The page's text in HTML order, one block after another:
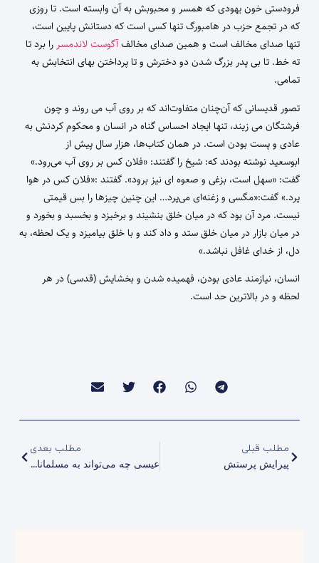
فرودستی خون یهودی که همسر و محبوبش به آن وابسته است. تا روزی
که در تجمع حزب در هامبورگ تنها کسی است که دستانش پایین است،‌
تنها صدای مخالف است و همین صدای مخالفآگوست لاندمسر را برد تا
ته خط. تا بی پدر بزرگ شدن دو دخترش و تا پرداختن بهای انتخابش به
تمامی.
تصور قدیسانی که آن‌چنان متفاوت‌اند که بر روی آب می روند و چون
فرشتگان می زیند، تنها ایجاد احساس گناه در انسان و محکوم کردنش به
عادی و پست بودن‌ است. در همان کتاب‌ها، هزار سال پیش از
ابوسعید نوشته بودند که: شیخ را گفتند: «فلان کس بر روی آب می‏‌رود.»
گفت: «سهل است، بزغی و صعوه ای نیز برود». گفتند :«فلان کس در هوا
پرد.» گفت:«مگسی و زغنه‌‏ای می‌‏پرد… این چنین چیزها را بس قیمتی
نیست. مرد آن بود که در میان خلق بنشیند و برخیزد و بخسبد و بخورد و
در میان بازار در میان خلق ستد و داد کند و با خلق بیامیزد و یک لحظه، به
دل، از خدای غافل نباشد.»
انسان،‌ نیازمند عادی بودن، فهمیده شدن و بخشایش (قدسی) در هر
لحظه و در بالاترین حد است.
مطلب قبلی
پیرایش پرستش
مطلب بعدی
عیسی چه می‌تواند به مسلمانان امروز بیاموزد؟